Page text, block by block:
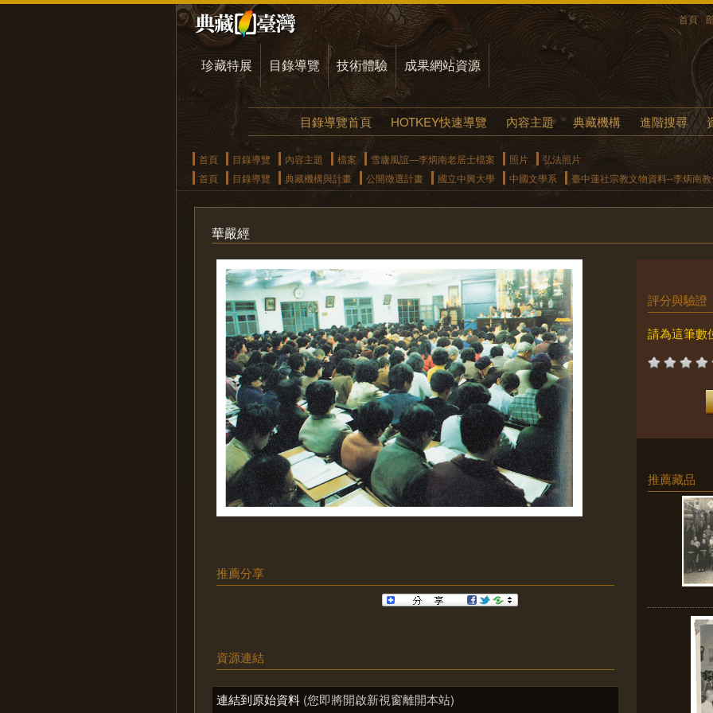
首頁
珍藏特展 目錄導覽 技術體驗 成果網站資源
目錄導覽首頁 HOTKEY快速導覽 內容主題 典藏機構 進階搜尋
首頁 目錄導覽 內容主題 檔案 雪廬風誼—李炳南老居士檔案 照片
弘法照片
首頁
目錄導覽 典藏機構與計畫 公開徵選計畫 國立中興大學 中國文學系 臺中蓮社宗教文物資料--李炳南
華嚴經
推薦分享
資源連結
連結到原始資料 (您即將開啟新視窗離開本站)
評分與驗證
請為這筆數
推薦藏品